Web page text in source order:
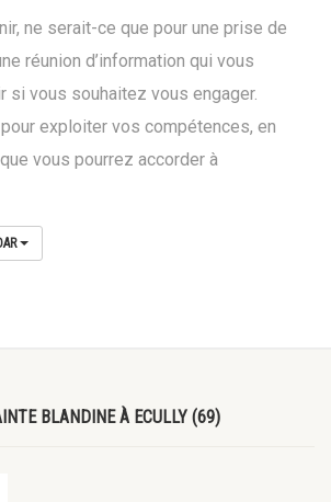
ne serait-ce que pour une prise de
réunion d’information qui vous
si vous souhaitez vous engager.
exploiter vos compétences, en
vous pourrez accorder à
BLANDINE À ECULLY (69)